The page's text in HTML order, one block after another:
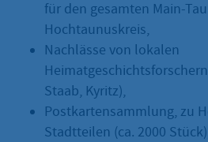
für den gesamten Main-
Hochtaunuskreis,
Nachlässe von lokalen
Staab, Kyritz),
Postkartensammlung, zu
Stadtteilen (ca. 2000